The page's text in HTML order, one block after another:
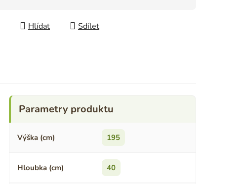
Hlídat Sdílet
Výška (cm) 195
Hloubka (cm) 40